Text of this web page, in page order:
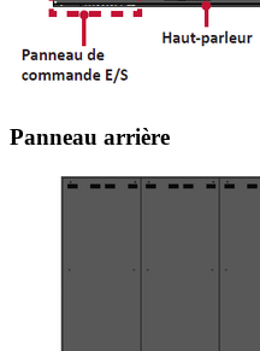
Panneau arrière